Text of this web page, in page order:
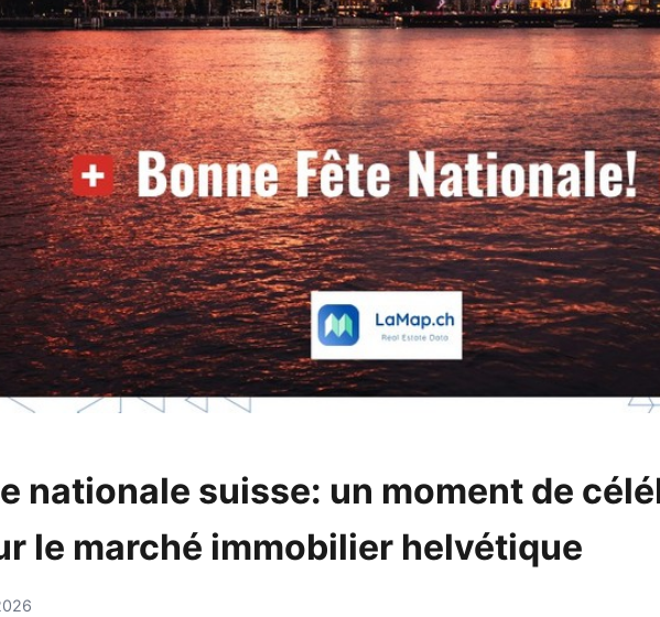
nationale suisse: un moment de
le marché immobilier helvétique